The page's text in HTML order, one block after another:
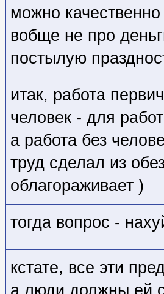
можно
вобще не про
постылую
итак, работа
человек - для
а работа без
труд сделал из
облагораживает )
тогда вопрос -
кстате, все эти
а люди должны ей